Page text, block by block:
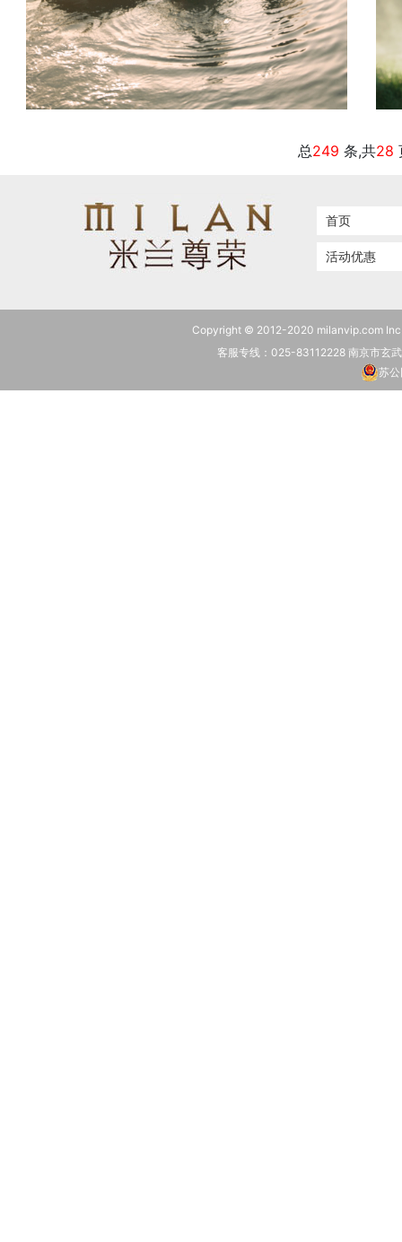
总249 条,共28
首页
活动优惠
Copyright © 2012-2020 milanvip.com Inc.
客服专线：025-83112228 南京市玄
苏